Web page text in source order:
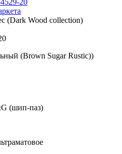
(Dark Wood collection)
(Brown Sugar Rustic))
(шип-паз)